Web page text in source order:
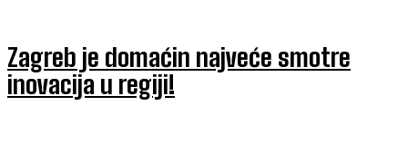
Zagreb je domaćin najveće smotre
inovacija u regiji!